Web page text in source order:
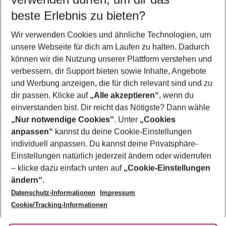
5-8 Nächte
2 Erwachsene Keine Kinder
Mehr Filter anzeigen
Footer
Footer navigation
Über uns
AGB
Bestpreisgarantie
Cookie-Einstellungen ändern
Cookie-Richtlinie
Agenturbetreuung
Barrierefreies Reisen
Folge uns
beste Erlebnis zu bieten?
Wir verwenden Cookies und ähnliche Technologien, um
unsere Webseite für dich am Laufen zu halten. Dadurch
können wir die Nutzung unserer Plattform verstehen und
verbessern, dir Support bieten sowie Inhalte, Angebote
und Werbung anzeigen, die für dich relevant sind und zu
dir passen. Klicke auf „Alle akzeptieren“, wenn du
einverstanden bist. Dir reicht das Nötigste? Dann wähle
„Nur notwendige Cookies“. Unter „Cookies
anpassen“ kannst du deine Cookie-Einstellungen
individuell anpassen. Du kannst deine Privatsphäre-
Einstellungen natürlich jederzeit ändern oder widerrufen
– klicke dazu einfach unten auf „Cookie-Einstellungen
ändern“.
Datenschutz-Informationen
Impressum
Cookie/Tracking-Informationen